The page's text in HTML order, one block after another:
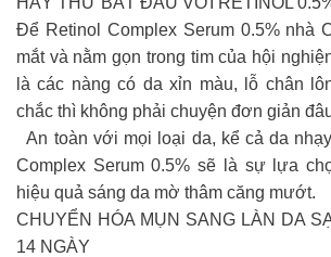
Để Retinol Complex Serum 0.5% nhà
mắt và nằm gọn trong tim của hội
là các nàng có da xỉn màu, lỗ chân
chắc thì không phải chuyện đơn giản
An toàn với mọi loại da, kể cả da
Complex Serum 0.5% sẽ là sự lựa
hiệu quả sáng da mờ thâm căng mướt.
CHUYỂN HÓA MỤN SANG LÀN DA
14 NGÀY